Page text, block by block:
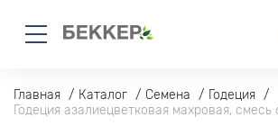
Главная Каталог Семена
Годеция
Годеция азалиецветковая махровая, смесь